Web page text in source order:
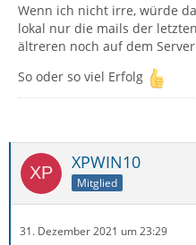
Wenn ich nicht irre, würde
lokal nur die mails der
ältreren noch auf dem
So oder so viel Erfolg
XPWIN10
Mitglied
31. Dezember 2021 um 23:29